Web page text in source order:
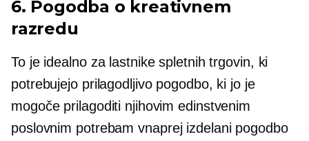
6. Pogodba o kreativnem
razredu
To je idealno za lastnike spletnih trgovin, ki
potrebujejo prilagodljivo pogodbo, ki jo je
mogoče prilagoditi njihovim edinstvenim
poslovnim potrebamvnaprej izdelanipogodbo